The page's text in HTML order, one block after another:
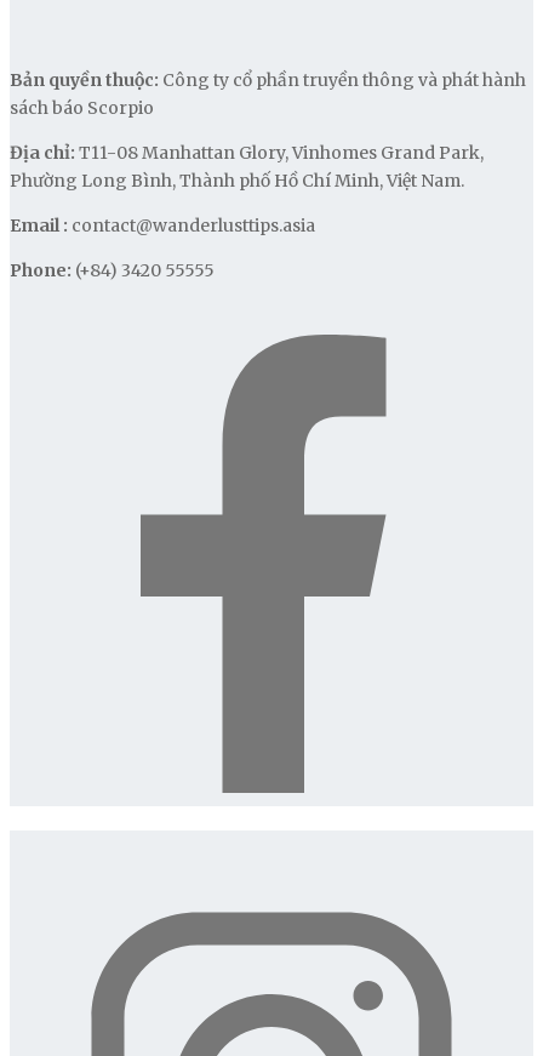
Bản quyền thuộc: Công ty cổ phần truyền thông và phát hành
sách báo Scorpio
Địa chỉ: T11-08 Manhattan Glory, Vinhomes Grand Park,
Phường Long Bình, Thành phố Hồ Chí Minh, Việt Nam.
Email : contact@wanderlusttips.asia
Phone: (+84) 3420 55555